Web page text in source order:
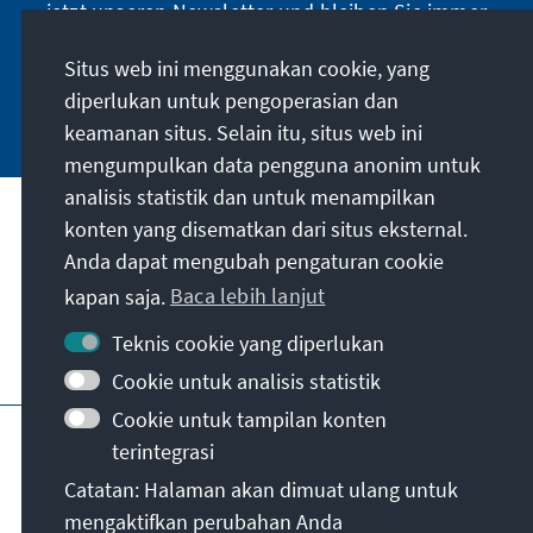
Präsident Dimitri Medwedjew, Putins
Stellvertreter im Nationalen Sicherheitsrat:
„Verräter, die ihr Land so sehr hassen, dass sie
seine Niederlage fordern, müssen als
Staatsfeinde betrachtet werden. (…) Solche
Personen sollten bis zum Ende ihres Lebens
nicht nach Russland zurückkehren dürfen.
(…) Die Rückkehr nach Hause kann nur bei
eindeutiger öffentlicher Reue und durch
Amnestie oder Begnadigung erfolgen. Obwohl
es für sie besser wäre, nicht zurückzukehren.“
jetzt unseren Newsletter und bleiben Sie immer
Jetzt abonnieren
Misi kami
Kontak
Penawaran lebih lanjut dari yayasan
Jejak Kebijakan privasi
Syarat penggunaan
Erklärung zur Barrierefreiheit
Peta situs
Situs web ini menggunakan cookie, yang
diperlukan untuk pengoperasian dan
keamanan situs. Selain itu, situs web ini
mengumpulkan data pengguna anonim untuk
analisis statistik dan untuk menampilkan
konten yang disematkan dari situs eksternal.
Anda dapat mengubah pengaturan cookie
kapan saja. Baca lebih lanjut
Teknis cookie yang diperlukan
Cookie untuk analisis statistik
Cookie untuk tampilan konten
terintegrasi
Catatan: Halaman akan dimuat ulang untuk
mengaktifkan perubahan Anda